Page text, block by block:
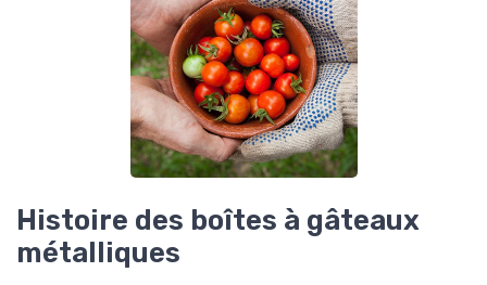
Histoire des boîtes à gâteaux
métalliques